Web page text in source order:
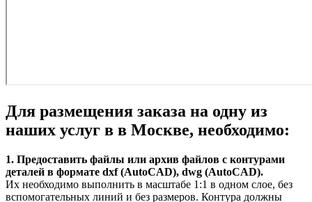
Для размещения заказа на одну из
наших услуг в в Москве, необходимо:
1. Предоставить файлы или архив файлов с контурами
деталей в формате dxf (AutoCAD), dwg (AutoCAD).
Их необходимо выполнить в масштабе 1:1 в одном слое, без
вспомогательных линий и без размеров. Контура должны